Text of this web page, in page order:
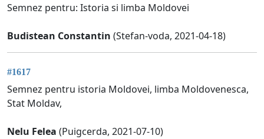
Semnez pentru: Istoria si limba Moldovei
Budistean Constantin (Stefan-voda, 2021-04-18)
#1617
Semnez pentru istoria Moldovei, limba Moldovenesca,
Stat Moldav,
Nelu Felea (Puigcerda, 2021-07-10)